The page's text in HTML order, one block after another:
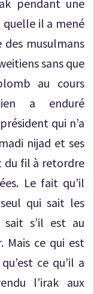
pendant une
quelle il a mené
musulmans
sans que
au cours
a enduré
qui n’a
nijad et ses
du fil à retordre
Le fait qu’il
qui sait les
sait s’il est au
Mais ce qui est
ce qu’il a
l’irak aux